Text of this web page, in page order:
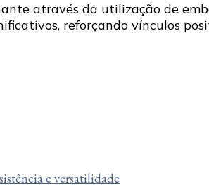
através da utilização de
reforçando vínculos
e versatilidade